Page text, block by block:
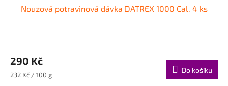
Nouzová potravinová dávka DATREX 1000 Cal. 4 ks
290 Kč
Měrná
232 Kč / 100 g
Do košíku